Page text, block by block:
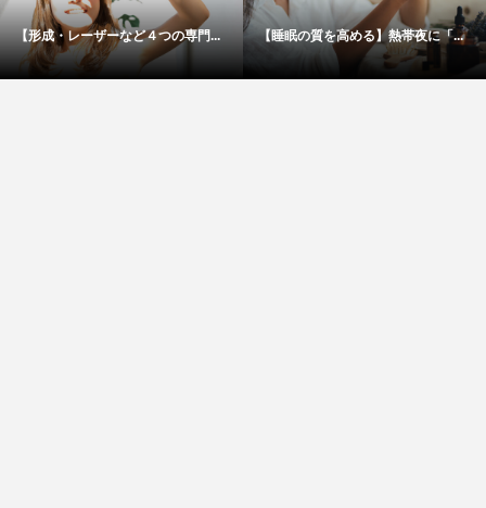
【形成・レーザーなど４つの専門... 【睡眠の質を高める】熱帯夜に「...